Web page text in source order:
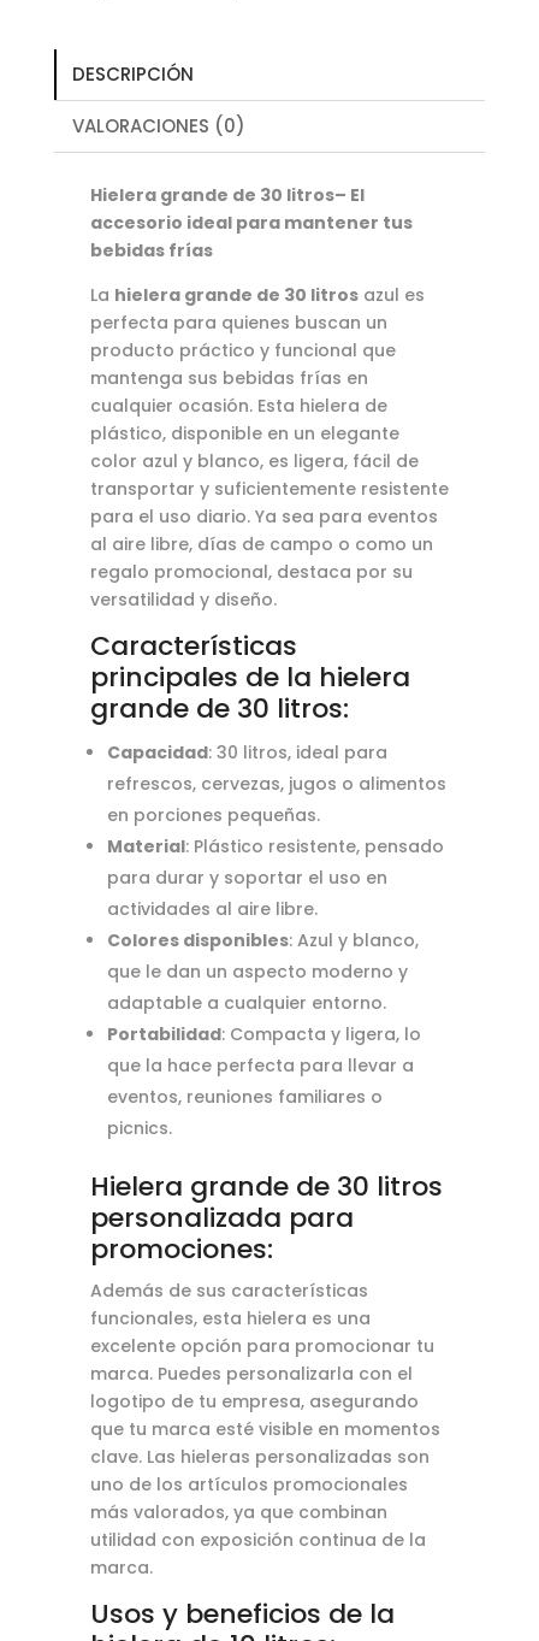
DESCRIPCIÓN
VALORACIONES (0)
Hielera grande de 30 litros– El
accesorio ideal para mantener tus
bebidas frías
La hielera grande de 30 litrosazul es
perfecta para quienes buscan un
producto práctico y funcional que
mantenga sus bebidas frías en
cualquier ocasión. Esta hielera de
plástico, disponible en un elegante
color azul y blanco, es ligera, fácil de
transportar y suficientemente resistente
para el uso diario. Ya sea para eventos
al aire libre, días de campo o como un
regalo promocional, destaca por su
versatilidad y diseño.
Características
principales de la hielera
grande de 30 litros:
Capacidad: 30 litros, ideal para
refrescos, cervezas, jugos o alimentos
en porciones pequeñas.
Material: Plástico resistente, pensado
para durar y soportar el uso en
actividades al aire libre.
Colores disponibles: Azul y blanco,
que le dan un aspecto moderno y
adaptable a cualquier entorno.
Portabilidad: Compacta y ligera, lo
que la hace perfecta para llevar a
eventos, reuniones familiares o
picnics.
Hielera grande de 30 litros
personalizada para
promociones:
Además de sus características
funcionales, esta hielera es una
excelente opción para promocionar tu
marca. Puedes personalizarla con el
logotipo de tu empresa, asegurando
que tu marca esté visible en momentos
clave. Las hieleras personalizadas son
uno de los artículos promocionales
más valorados, ya que combinan
utilidad con exposición continua de la
marca.
Usos y beneficios de la